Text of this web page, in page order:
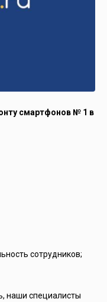
смартфонов № 1 в
сотрудников;
наши специалисты